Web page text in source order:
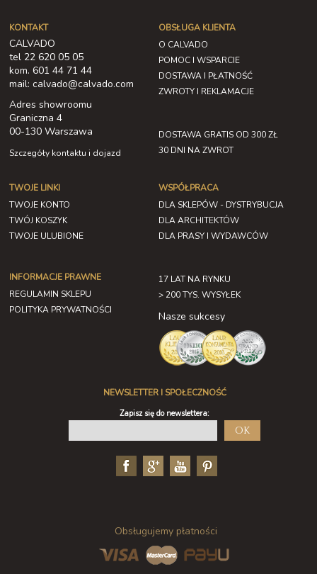
KONTAKT
CALVADO
tel 22 620 05 05
kom. 601 44 71 44
mail: calvado@calvado.com
Adres showroomu
Graniczna 4
00-130 Warszawa
Szczegóły kontaktu i dojazd
OBSŁUGA KLIENTA
O CALVADO
POMOC I WSPARCIE
DOSTAWA I PŁATNOŚĆ
ZWROTY I REKLAMACJE
DOSTAWA GRATIS OD 300 ZŁ
30 DNI NA ZWROT
TWOJE LINKI
TWOJE KONTO
TWÓJ KOSZYK
TWOJE ULUBIONE
INFORMACJE PRAWNE
REGULAMIN SKLEPU
POLITYKA PRYWATNOŚCI
WSPÓŁPRACA
DLA SKLEPÓW - DYSTRYBUCJA
DLA ARCHITEKTÓW
DLA PRASY I WYDAWCÓW
17 LAT NA RYNKU
> 200 TYS. WYSYŁEK
Nasze sukcesy
NEWSLETTER I SPOŁECZNOŚĆ
Zapisz się do newslettera:
OK
Obsługujemy płatności